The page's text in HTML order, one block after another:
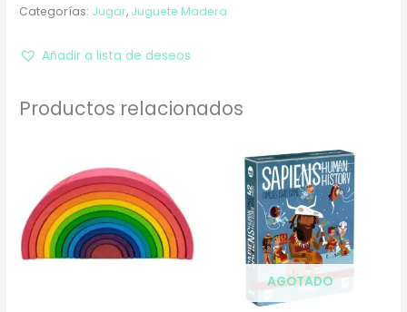
Categorías: Jugar, Juguete Madera
Añadir a lista de deseos
Productos relacionados
AGOTADO